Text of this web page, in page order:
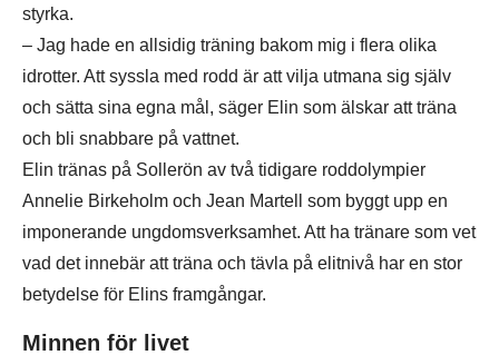
styrka.
– Jag hade en allsidig träning bakom mig i flera olika
idrotter. Att syssla med rodd är att vilja utmana sig själv
och sätta sina egna mål, säger Elin som älskar att träna
och bli snabbare på vattnet.
Elin tränas på Sollerön av två tidigare roddolympier
Annelie Birkeholm och Jean Martell som byggt upp en
imponerande ungdomsverksamhet. Att ha tränare som vet
vad det innebär att träna och tävla på elitnivå har en stor
betydelse för Elins framgångar.
Minnen för livet